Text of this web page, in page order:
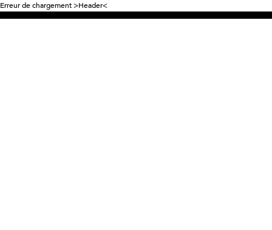
Erreur de chargement >Header<